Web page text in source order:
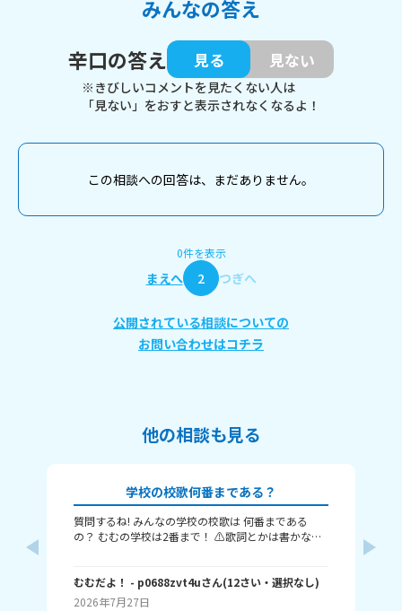
みんなの答え
辛口の答え
見る 見ない
※きびしいコメントを見たくない人は
「見ない」をおすと表示されなくなるよ！
この相談への回答は、まだありません。
0件を表示
まえへ 2 つぎへ
公開されている相談についての
お問い合わせはコチラ
他の相談も見る
学校の校歌何番まである？
質問するね! みんなの学校の校歌は 何番まである
の？ むむの学校は2番まで！ ⚠️歌詞とかは書かない
むむだよ！ - p0688zvt4uさん(12さい・ 選択なし)
2026年7月27日